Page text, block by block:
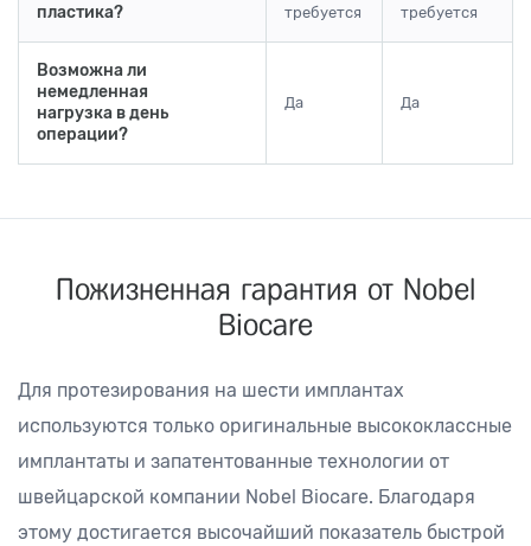
пластика?
требуется
требуется
Возможна ли
немедленная
нагрузка в день
операции?
Да Да
Пожизненная гарантия от Nobel
Biocare
Для протезирования на шести имплантах
используются только оригинальные высококлассные
имплантаты и запатентованные технологии от
швейцарской компании Nobel Biocare. Благодаря
этому достигается высочайший показатель быстрой